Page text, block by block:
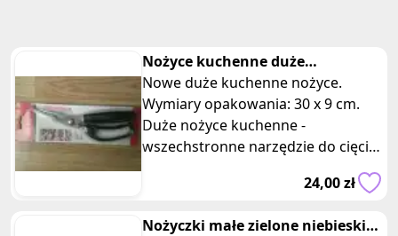
Nożyce kuchenne duże
przezroczyste opakowanie
Nowe duże kuchenne nożyce.
Wymiary opakowania: 30 x 9 cm.
Duże nożyce kuchenne -
wszechstronne narzędzie do cięcia i
krojenia, niezastąpione narzędzie w
24,00 zł
Nożyczki małe zielone niebieskie